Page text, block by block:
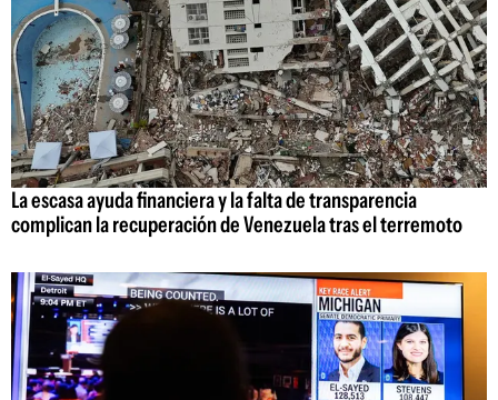
La escasa ayuda financiera y la falta de transparencia
complican la recuperación de Venezuela tras el terremoto